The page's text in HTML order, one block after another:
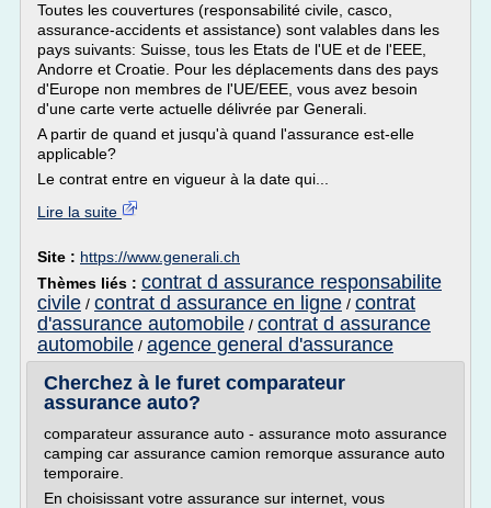
Toutes les couvertures (responsabilité civile, casco,
assurance-accidents et assistance) sont valables dans les
pays suivants: Suisse, tous les Etats de l'UE et de l'EEE,
Andorre et Croatie. Pour les déplacements dans des pays
d'Europe non membres de l'UE/EEE, vous avez besoin
d'une carte verte actuelle délivrée par Generali.
A partir de quand et jusqu'à quand l'assurance est-elle
applicable?
Le contrat entre en vigueur à la date qui...
Lire la suite
Site : https://www.generali.ch
Thèmes liés : contrat d assurance responsabilite
civile / contrat d assurance en ligne / contrat
d'assurance automobile / contrat d assurance
automobile / agence general d'assurance
Cherchez à le furet comparateur
assurance auto?
comparateur assurance auto - assurance moto assurance
camping car assurance camion remorque assurance auto
temporaire.
En choisissant votre assurance sur internet, vous